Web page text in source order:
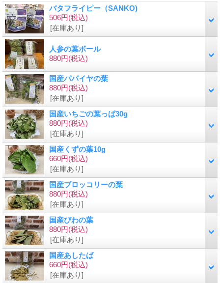
バタフライピー（SANKO)
506円(税込)
[在庫あり]
人参の葉ボール
880円(税込)
国産パパイヤの葉
880円(税込)
[在庫あり]
国産いちごの葉っぱ30g
880円(税込)
[在庫あり]
国産くずの葉10g
660円(税込)
[在庫あり]
国産ブロッコリーの葉
880円(税込)
[在庫あり]
国産びわの葉
880円(税込)
[在庫あり]
国産あしたば
660円(税込)
[在庫あり]